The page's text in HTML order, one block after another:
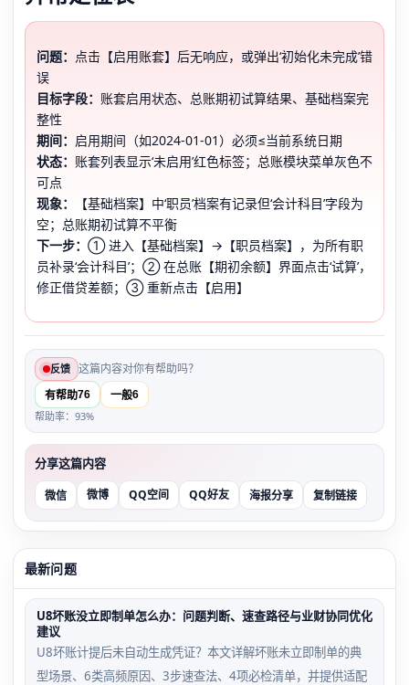
问题： 点击【启用账套】后无响应，或弹出‘初始化未完成’错
误
目标字段： 账套启用状态、总账期初试算结果、基础档案完
整性
期间： 启用期间（如2024-01-01）必须≤当前系统日期
状态： 账套列表显示‘未启用’红色标签；总账模块菜单灰色不
可点
现象：
【基础档案】中‘职员’档案有记录但‘会计科目’字段为
空；总账期初试算不平衡
下一步： ① 进入【基础档案】→【职员档案】，为所有职
员补录‘会计科目’；② 在总账【期初余额】界面点击‘试算’，
修正借贷差额；③ 重新点击【启用】
反馈 这篇内容对你有帮助吗？
有帮助76 一般6
帮助率：93%
分享这篇内容
微信 微博 QQ空间 QQ好友 海报分享 复制链接
最新问题
U8坏账没立即制单怎么办：问题判断、速查路径与业财协同优化
建议
U8坏账计提后未自动生成凭证？本文详解坏账未立即制单的典
型场景、6类高频原因、3步速查法、4项必检清单，并提供适配